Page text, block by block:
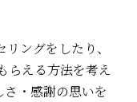
ングをしたり、
らえる方法を考え
・感謝の思いを